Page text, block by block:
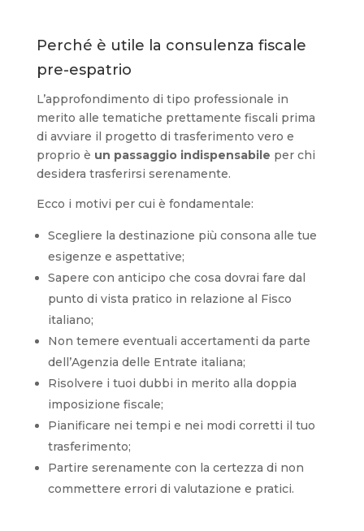
Perché è utile la consulenza fiscale
pre-espatrio
L’approfondimento di tipo professionale in
merito alle tematiche prettamente fiscali prima
di avviare il progetto di trasferimento vero e
proprio è un passaggio indispensabile per chi
desidera trasferirsi serenamente.
Ecco i motivi per cui è fondamentale:
Scegliere la destinazione più consona alle tue
esigenze e aspettative;
Sapere con anticipo che cosa dovrai fare dal
punto di vista pratico in relazione al Fisco
italiano;
Non temere eventuali accertamenti da parte
dell’Agenzia delle Entrate italiana;
Risolvere i tuoi dubbi in merito alla doppia
imposizione fiscale;
Pianificare nei tempi e nei modi corretti il tuo
trasferimento;
Partire serenamente con la certezza di non
commettere errori di valutazione e pratici.